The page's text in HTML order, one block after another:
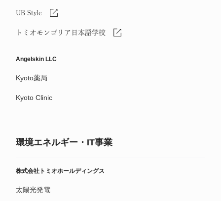
UB Style
トミオモンゴリア日本語学校
Angelskin LLC
Kyoto薬局
Kyoto Clinic
環境エネルギー・IT事業
株式会社トミオホールディングス
太陽光発電